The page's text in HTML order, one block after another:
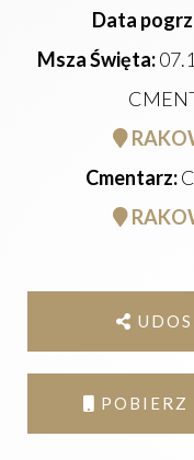
Data
Msza Święta:
Cmentarz:
POBIERZ